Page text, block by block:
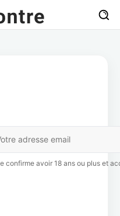
confirme avoir 18 ans ou plus et